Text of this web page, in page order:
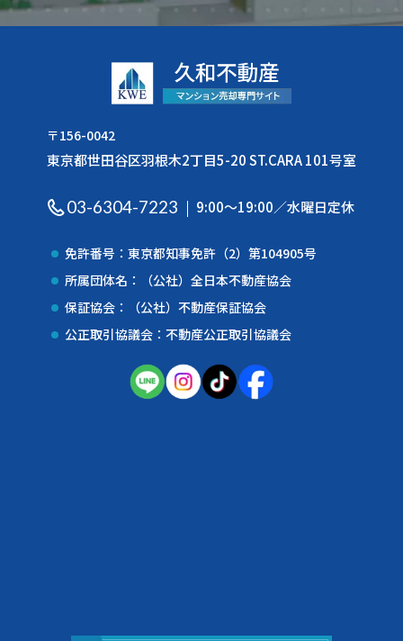
〒156-0042
東京都世田谷区羽根木2丁目5-20 ST.CARA 101号室
03-6304-7223 9:00〜19:00／水曜日定休
免許番号：東京都知事免許（2）第104905号
所属団体名：（公社）全日本不動産協会
保証協会：（公社）不動産保証協会
公正取引協議会：不動産公正取引協議会